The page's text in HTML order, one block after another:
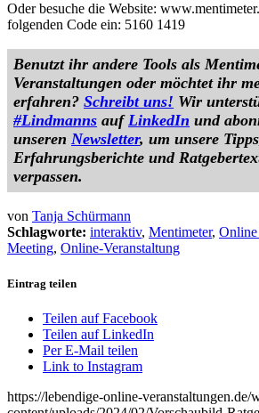
Oder besuche die Website:
folgenden Code ein: 5160 1419
Benutzt ihr andere Tools als
Veranstaltungen oder möchtet ihr
erfahren?Schreibt uns! Wir
#Lindmanns aufLinkedIn und
unserenNewsletter, um unsere
Erfahrungsberichte und
verpassen.
von Tanja Schürmann
Schlagworte: interaktiv, Mentimeter,
Meeting, Online-Veranstaltung
Eintrag teilen
Teilen auf Facebook
Teilen auf LinkedIn
Per E-Mail teilen
Link to Instagram
https://lebendige-online-veranstaltungen.de/